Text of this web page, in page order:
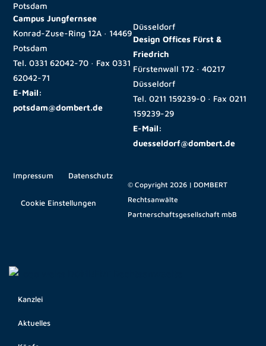
Potsdam
Campus Jungfernsee
Konrad-Zuse-Ring 12A · 14469
Potsdam
Tel.0331 62042-70 · Fax0331
62042-71
E-Mail:
potsdam@dombert.de
Düsseldorf
Design Offices Fürst &
Friedrich
Fürstenwall 172 · 40217
Düsseldorf
Tel. 0211 159239-0 · Fax 0211
159239-29
E-Mail:
duesseldorf@dombert.de
Impressum Datenschutz
Cookie Einstellungen
© Copyright 2026 | DOMBERT
Rechtsanwälte
Partnerschaftsgesellschaft mbB
Kanzlei
Aktuelles